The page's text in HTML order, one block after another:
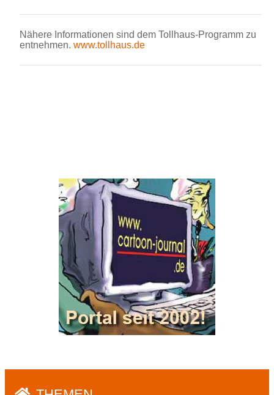
Nähere Informationen sind dem Tollhaus-Programm zu
entnehmen. www.tollhaus.de